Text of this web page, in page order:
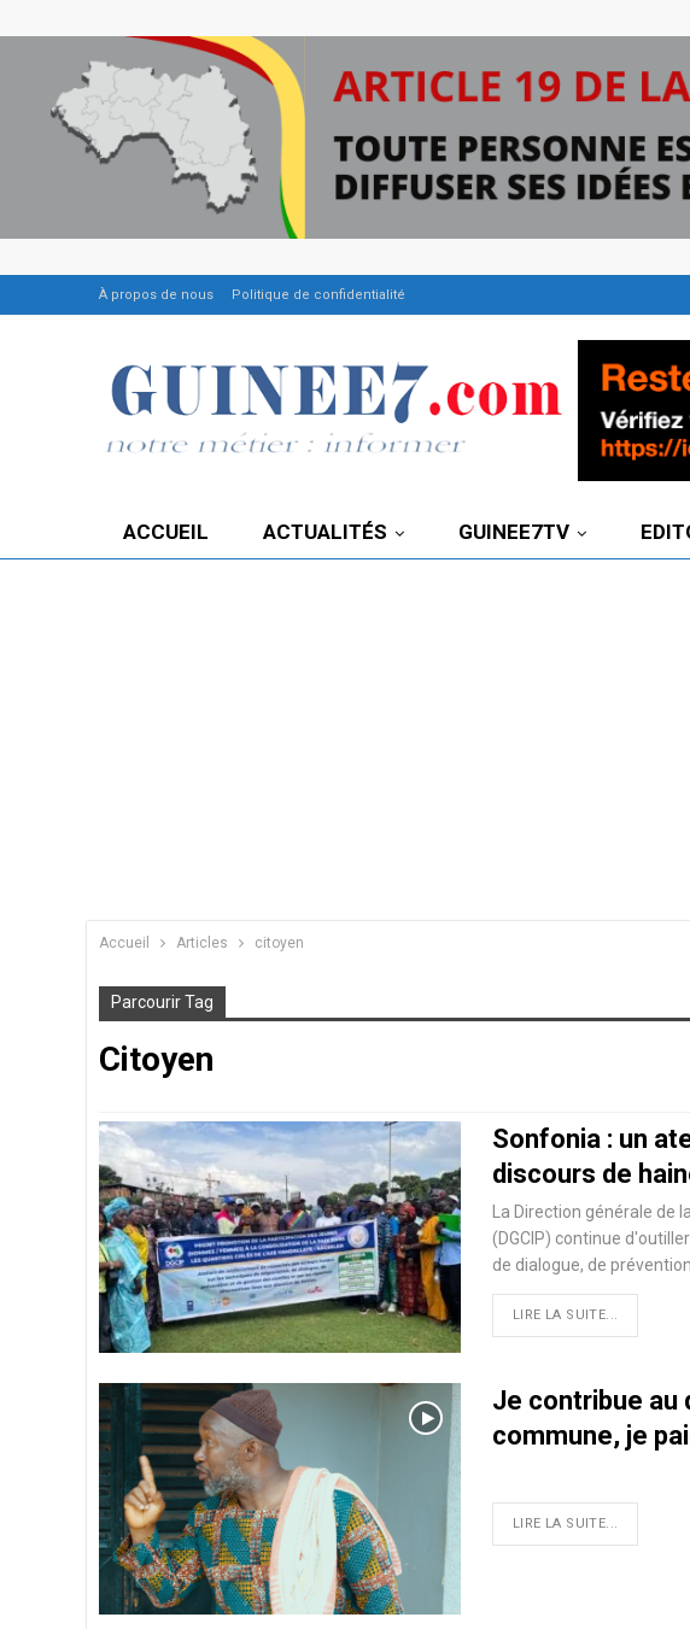
À propos de nous Politique de confidentialité
ACCUEIL ACTUALITÉS GUINEE7TV
Accueil Articles citoyen
Parcourir Tag
Citoyen
Sonfonia : un
discours de
La Direction générale de
(DGCIP) continue
de dialogue, de prévention
LIRE LA SUITE...
Je contribue au
commune, je
LIRE LA SUITE...